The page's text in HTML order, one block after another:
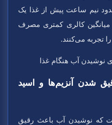
حدود نیم ساعت پیش از غذا یک
کالری کمتری مصرف
تجربه می‌کنند.
شدن آنزیم‌ها و اسید
که نوشیدن آب باعث رقیق